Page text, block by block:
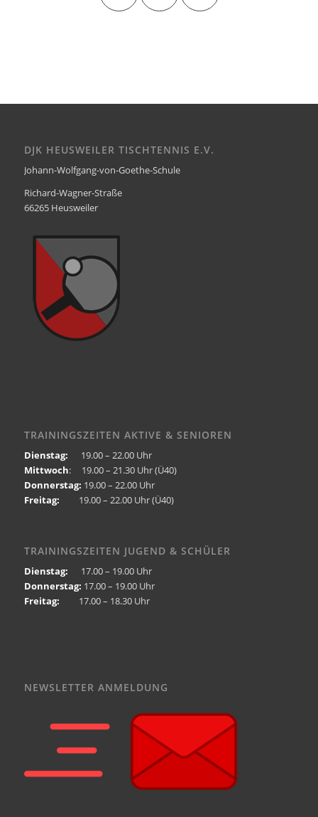
DJK HEUSWEILER TISCHTENNIS E.V.
Johann-Wolfgang-von-Goethe-Schule
Richard-Wagner-Straße
66265 Heusweiler
TRAININGSZEITEN AKTIVE & SENIOREN
Dienstag: 19.00 – 22.00 Uhr
Mittwoch: 19.00 – 21.30 Uhr (Ü40)
Donnerstag: 19.00 – 22.00 Uhr
Freitag: 19.00 – 22.00 Uhr (Ü40)
TRAININGSZEITEN JUGEND & SCHÜLER
Dienstag: 17.00 – 19.00 Uhr
Donnerstag: 17.00 – 19.00 Uhr
Freitag: 17.00 – 18.30 Uhr
NEWSLETTER ANMELDUNG